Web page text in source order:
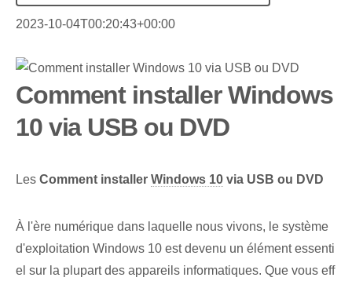
2023-10-04T00:20:43+00:00
Comment installer Windows
10 via USB ou DVD
Les Comment installer Windows 10 via USB ou DVD
À l'ère numérique dans laquelle nous vivons, le système
d'exploitation Windows 10 est devenu un élément essenti
el sur la plupart des appareils informatiques. Que vous eff